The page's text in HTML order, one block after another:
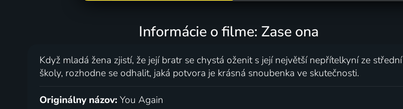
Informácie o filme: Zase ona
Když mladá žena zjistí, že její bratr se chystá oženit s její největší nepřítelkyní ze střední
školy, rozhodne se odhalit, jaká potvora je krásná snoubenka ve skutečnosti.
Originálny názov:You Again